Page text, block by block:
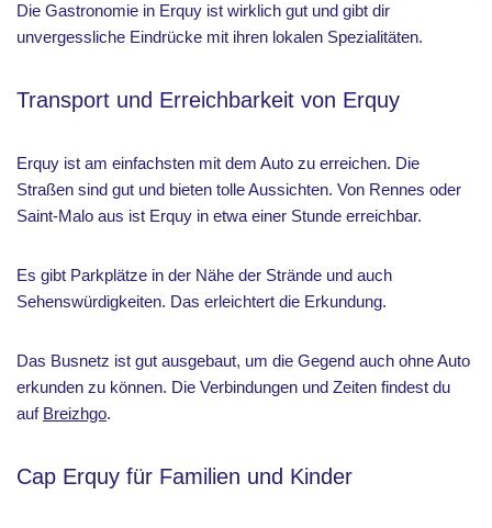
Die Gastronomie in Erquy ist wirklich gut und gibt dir
unvergessliche Eindrücke mit ihren lokalen Spezialitäten.
Transport und Erreichbarkeit von Erquy
Erquy ist am einfachsten mit dem Auto zu erreichen. Die
Straßen sind gut und bieten tolle Aussichten. Von Rennes oder
Saint-Malo aus ist Erquy in etwa einer Stunde erreichbar.
Es gibt Parkplätze in der Nähe der Strände und auch
Sehenswürdigkeiten. Das erleichtert die Erkundung.
Das Busnetz ist gut ausgebaut, um die Gegend auch ohne Auto
erkunden zu können. Die Verbindungen und Zeiten findest du
auf Breizhgo.
Cap Erquy für Familien und Kinder